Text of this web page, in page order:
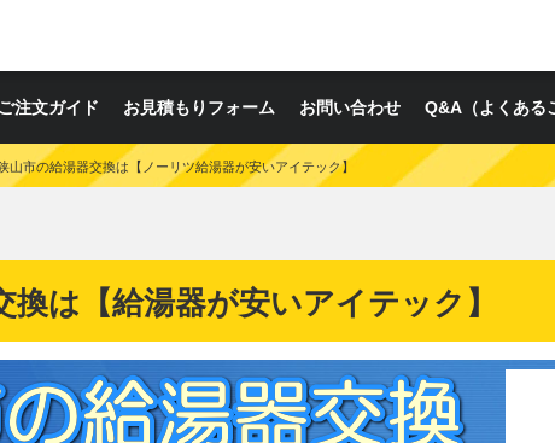
ご注文ガイド お見積もりフォーム お問い合わせ Q&A（よくある
山市の給湯器交換は【ノーリツ給湯器が安いアイテック】
換は【給湯器が安いアイテック】